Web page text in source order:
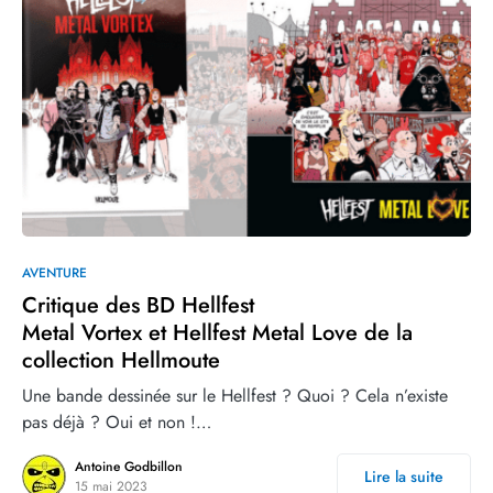
AVENTURE
Critique des BD Hellfest
Metal Vortex et Hellfest Metal Love de la
collection Hellmoute
Une bande dessinée sur le Hellfest ? Quoi ? Cela n’existe
pas déjà ? Oui et non !…
Antoine Godbillon
15 mai 2023
Lire la suite